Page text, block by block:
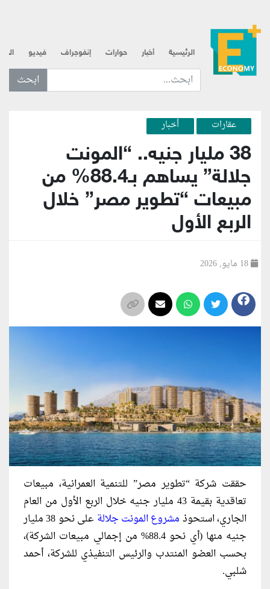
الرئيسية أخبار حوارات إنفوجراف فيديو
ابحث عن... :
عقارات أخبار
38 مليار جنيه.. “المونت
جلالة” يساهم بـ88.4% من
مبيعات “تطوير مصر” خلال
الربع الأول
حققت شركة “تطوير مصر” للتنمية العمرانية، مبيعات
تعاقدية بقيمة 43 مليار جنيه خلال الربع الأول من العام
الجاري، استحوذ مشروع المونت جلالة
على نحو 38 مليار
جنيه منها (أي نحو 88.4% من إجمالي مبيعات الشركة)،
بحسب العضو المنتدب والرئيس التنفيذي للشركة، أحمد
شلبي.